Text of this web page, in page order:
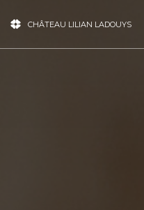
CHÂTEAU LILIAN LADOUYS